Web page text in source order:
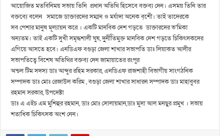
আয়োজিত মতবিনিময় সভায় তিনি প্রধান অতিথি হিসেবে বক্তব্য দেন। এসময় তিনি তার
বক্তব্যে বলেন সমাজে ডাক্তারদের সম্মান ও মর্যাদা অনেক ব্শেী। তাই তাদেরকে
সব পেশার মানুষ মূল্যায়ন করে । একটি মানবিক দেশ গড়তে ডাক্তারদের ভ’মিকা
অন্যতম। তাই একটি সুখী সমৃদ্ধশালী ঘুষ, দুুর্নীতিমুক্ত মানবিক দেশ গড়তে চিকিৎসকদের
এগিয়ে আসতে হবে। এনডিএফ বগুড়া জেলা শাখার সভাপতি ডাঃ লিয়াকত আলীর
সভাপতিত্বে বিশেষ অতিথির বক্তব্য দেন জামায়াতের রংপুর
অন্চল টিম সদস্য ডাঃ আব্দুর রহিম সরকার, এনডিএফ রাজশাহী বিভাগীয় সাংগঠনিক
সম্পাদক ডাঃ মোঃ রেজাউল করিম , বগুড়া জেলা শাখার সাধারন সম্পাদক ডাঃ মাহাবুবর
রহমান সরকার, উপদেষ্টা
ডাঃ এ এইচ এম মুশিহুর রহমান, ডাঃ মোঃ সোলায়মান,ডাঃ মুসা আল মনছুর প্রমুখ । সভায়
শতাধিক চিকিৎসক অংশ নেন।